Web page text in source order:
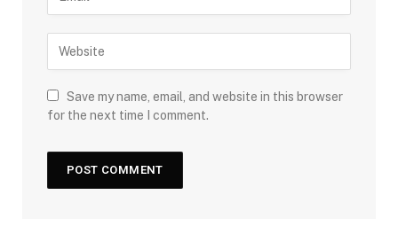
Save my name, email, and website in this browser
for the next time I comment.